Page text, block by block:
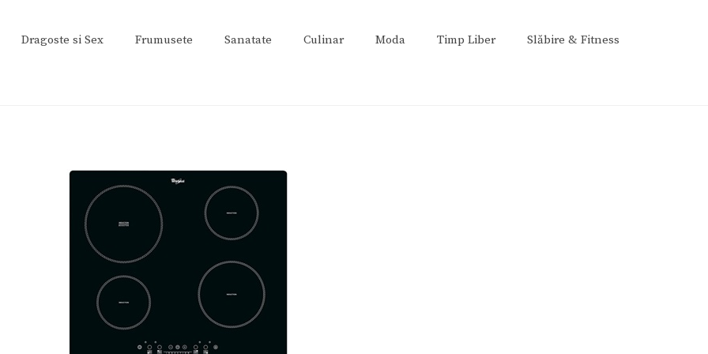
Dragoste si Sex Frumusete Sanatate Culinar Moda Timp Liber Slăbire & Fitness